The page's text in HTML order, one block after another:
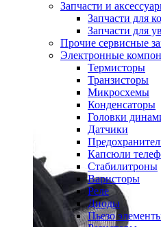
Запчасти и
Запчасти для
Запчасти для
Прочие сервисные
Электронные
Термисторы
Транзисторы
Микросхемы
Конденсаторы
Головки
Датчики
Капсюли
Стабилитроны
Варисторы
Реле
Диоды
Пьезо